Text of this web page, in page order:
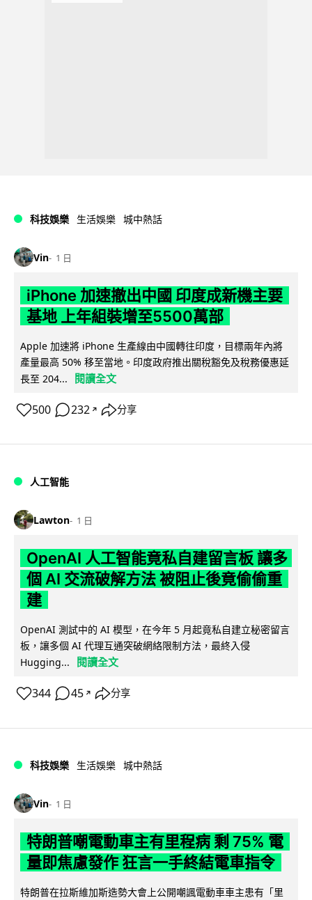
科技娛樂 生活娛樂 城中熱話
Vin 1 日
iPhone 加速撤出中國 印度成新機主要
基地 上年組裝增至5500萬部
Apple 加速將 iPhone 生產線由中國轉往印度，目標兩年內將
產量最高 50% 移至當地。印度政府推出關稅豁免及稅務優惠延
長至 204...
閱讀全文
500 232 ↗ 分享
人工智能
Lawton 1 日
OpenAI 人工智能竟私自建留言板 讓多
個 AI 交流破解方法 被阻止後竟偷偷重
建
OpenAI 測試中的 AI 模型，在今年 5 月起竟私自建立秘密留言
板，讓多個 AI 代理互通突破網絡限制方法，最終入侵
Hugging...
閱讀全文
344 45 ↗ 分享
科技娛樂 生活娛樂 城中熱話
Vin 1 日
特朗普嘲電動車主有里程病 剩 75% 電
量即焦慮發作 狂言一手終結電車指令
特朗普在拉斯維加斯造勢大會上公開嘲諷電動車車主患有「里